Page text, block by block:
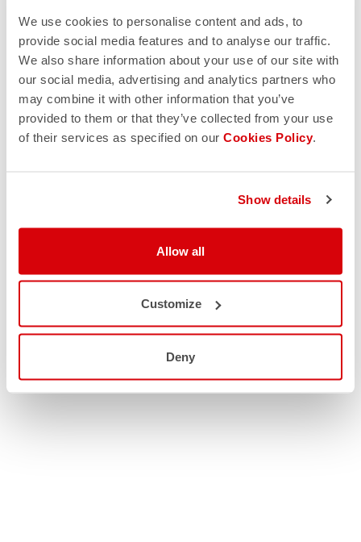
We use cookies to personalise content and ads, to
provide social media features and to analyse our traffic.
We also share information about your use of our site with
our social media, advertising and analytics partners who
may combine it with other information that you’ve
provided to them or that they’ve collected from your use
of their services as specified on our Cookies Policy.
Show details
Allow all
Customize
Deny
electrónicos con actualizaciones, ofertas y
promociones reservadas a clientes. Puedes darte de
baja de estas comunicaciones en cualquier momento.
Para obtener más información sobre cómo darte de
baja, nuestras prácticas de privacidad y cómo nos
comprometemos a proteger y respetar tu privacidad,
consulta nuestra Política de privacidad.